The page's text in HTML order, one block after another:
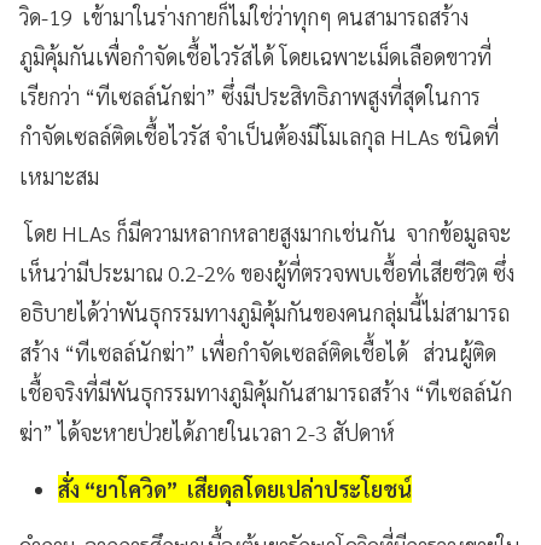
วิด-19 เข้ามาในร่างกายก็ไม่ใช่ว่าทุกๆ คนสามารถสร้าง
ภูมิคุ้มกันเพื่อกำจัดเชื้อไวรัสได้ โดยเฉพาะเม็ดเลือดขาวที่
เรียกว่า “ทีเซลล์นักฆ่า” ซึ่งมีประสิทธิภาพสูงที่สุดในการ
กำจัดเซลล์ติดเชื้อไวรัส จำเป็นต้องมีโมเลกุล HLAs ชนิดที่
เหมาะสม
โดย HLAs ก็มีความหลากหลายสูงมากเช่นกัน จากข้อมูลจะ
เห็นว่ามีประมาณ 0.2-2% ของผู้ที่ตรวจพบเชื้อที่เสียชีวิต ซึ่ง
อธิบายได้ว่าพันธุกรรมทางภูมิคุ้มกันของคนกลุ่มนี้ไม่สามารถ
สร้าง “ทีเซลล์นักฆ่า” เพื่อกำจัดเซลล์ติดเชื้อได้ ส่วนผู้ติด
เชื้อจริงที่มีพันธุกรรมทางภูมิคุ้มกันสามารถสร้าง “ทีเซลล์นัก
ฆ่า” ได้จะหายป่วยได้ภายในเวลา 2-3 สัปดาห์
สั่ง “ยาโควิด” เสียดุลโดยเปล่าประโยชน์